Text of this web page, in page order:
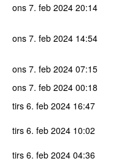
ons 7. feb 2024 20:14
ons 7. feb 2024 14:54
ons 7. feb 2024 07:15
ons 7. feb 2024 00:18
tirs 6. feb 2024 16:47
tirs 6. feb 2024 10:02
tirs 6. feb 2024 04:36